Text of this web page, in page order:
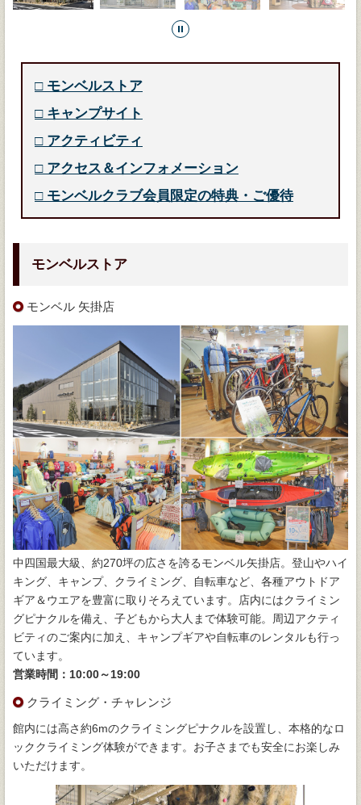
□ モンベルストア
□ キャンプサイト
□ アクティビティ
□ アクセス＆インフォメーション
□ モンベルクラブ会員限定の特典・ご優待
モンベルストア
モンベル 矢掛店
中四国最大級、約270坪の広さを誇るモンベル矢掛店。登山やハイ
キング、キャンプ、クライミング、自転車など、各種アウトドア
ギア＆ウエアを豊富に取りそろえています。店内にはクライミン
グピナクルを備え、子どもから大人まで体験可能。周辺アクティ
ビティのご案内に加え、キャンプギアや自転車のレンタルも行っ
ています。
営業時間：10:00～19:00
クライミング・チャレンジ
館内には高さ約6mのクライミングピナクルを設置し、本格的なロ
ッククライミング体験ができます。お子さまでも安全にお楽しみ
いただけます。